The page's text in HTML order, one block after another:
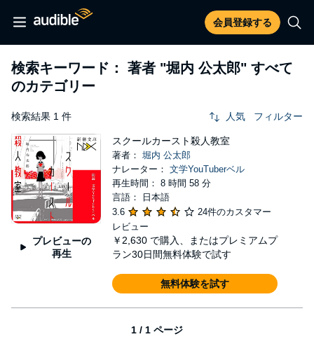
会員登録する
検索キーワード： 著者 "堀内 公太郎" すべて
のカテゴリー
検索結果 1 件 人気 フィルター
プレビューの
再生
スクールカースト殺人教室
著者： 堀内 公太郎
ナレーター： 文学YouTuberベル
再生時間： 8 時間 58 分
言語： 日本語
3.6
24件のカスタマー
レビュー
￥2,630 で購入、またはプレミアムプ
ラン30日間無料体験で試す
無料体験を試す
1 / 1 ページ